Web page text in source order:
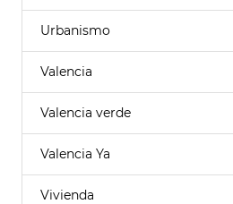
Urbanismo
Valencia
Valencia verde
Valencia Ya
Vivienda